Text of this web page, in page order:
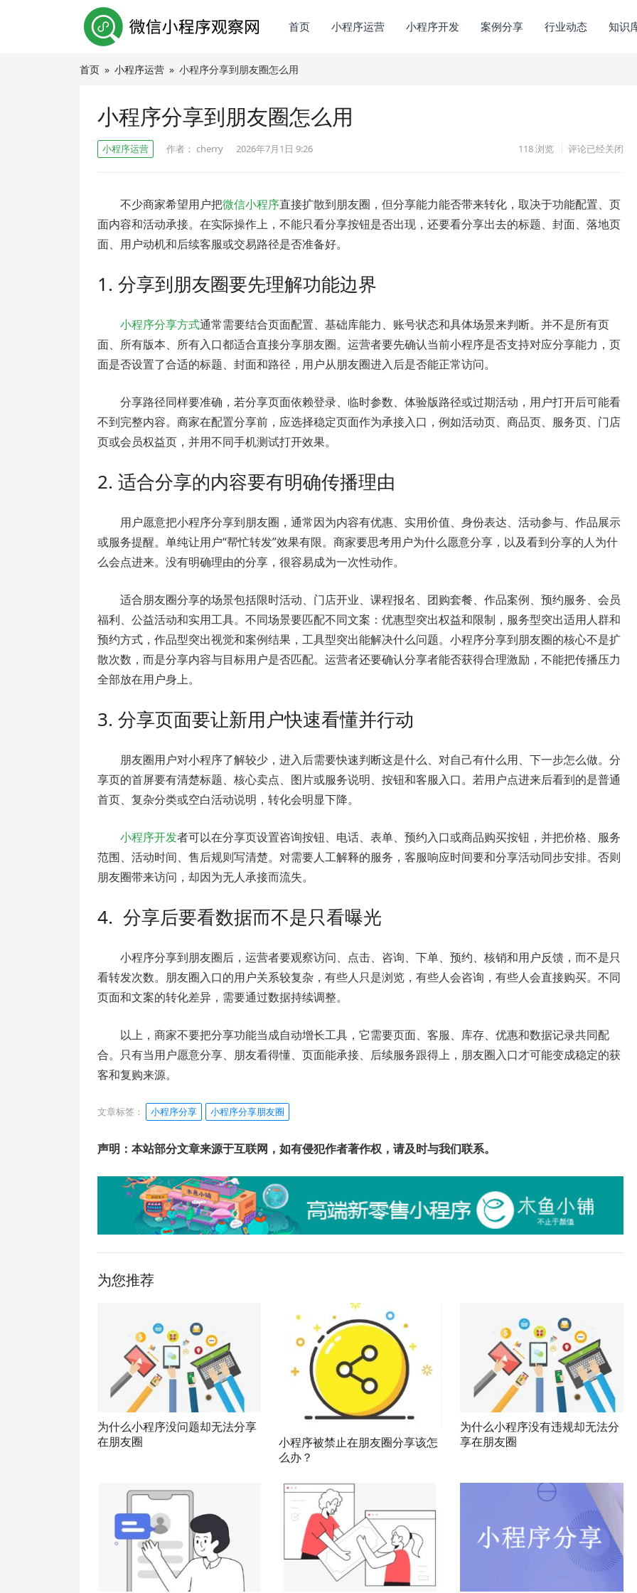
首页 小程序运营 小程序开发 案例分享 行业动态 知识
首页 » 小程序运营 » 小程序分享到朋友圈怎么用
小程序分享到朋友圈怎么用
小程序运营 作者： cherry 2026年7月1日 9:26 118浏览 评论已经关闭
不少商家希望用户把微信小程序直接扩散到朋友圈，但分享能力能否带来转化，取决于功能配置、页
面内容和活动承接。在实际操作上，不能只看分享按钮是否出现，还要看分享出去的标题、封面、落地页
面、用户动机和后续客服或交易路径是否准备好。
1. 分享到朋友圈要先理解功能边界
小程序分享方式通常需要结合页面配置、基础库能力、账号状态和具体场景来判断。并不是所有页
面、所有版本、所有入口都适合直接分享朋友圈。运营者要先确认当前小程序是否支持对应分享能力，页
面是否设置了合适的标题、封面和路径，用户从朋友圈进入后是否能正常访问。
分享路径同样要准确，若分享页面依赖登录、临时参数、体验版路径或过期活动，用户打开后可能看
不到完整内容。商家在配置分享前，应选择稳定页面作为承接入口，例如活动页、商品页、服务页、门店
页或会员权益页，并用不同手机测试打开效果。
2. 适合分享的内容要有明确传播理由
用户愿意把小程序分享到朋友圈，通常因为内容有优惠、实用价值、身份表达、活动参与、作品展示
或服务提醒。单纯让用户“帮忙转发”效果有限。商家要思考用户为什么愿意分享，以及看到分享的人为什
么会点进来。没有明确理由的分享，很容易成为一次性动作。
适合朋友圈分享的场景包括限时活动、门店开业、课程报名、团购套餐、作品案例、预约服务、会员
福利、公益活动和实用工具。不同场景要匹配不同文案：优惠型突出权益和限制，服务型突出适用人群和
预约方式，作品型突出视觉和案例结果，工具型突出能解决什么问题。小程序分享到朋友圈的核心不是扩
散次数，而是分享内容与目标用户是否匹配。运营者还要确认分享者能否获得合理激励，不能把传播压力
全部放在用户身上。
3. 分享页面要让新用户快速看懂并行动
朋友圈用户对小程序了解较少，进入后需要快速判断这是什么、对自己有什么用、下一步怎么做。分
享页的首屏要有清楚标题、核心卖点、图片或服务说明、按钮和客服入口。若用户点进来后看到的是普通
首页、复杂分类或空白活动说明，转化会明显下降。
小程序开发者可以在分享页设置咨询按钮、电话、表单、预约入口或商品购买按钮，并把价格、服务
范围、活动时间、售后规则写清楚。对需要人工解释的服务，客服响应时间要和分享活动同步安排。否则
朋友圈带来访问，却因为无人承接而流失。
4. 分享后要看数据而不是只看曝光
小程序分享到朋友圈后，运营者要观察访问、点击、咨询、下单、预约、核销和用户反馈，而不是只
看转发次数。朋友圈入口的用户关系较复杂，有些人只是浏览，有些人会咨询，有些人会直接购买。不同
页面和文案的转化差异，需要通过数据持续调整。
以上，商家不要把分享功能当成自动增长工具，它需要页面、客服、库存、优惠和数据记录共同配
合。只有当用户愿意分享、朋友看得懂、页面能承接、后续服务跟得上，朋友圈入口才可能变成稳定的获
客和复购来源。
文章标签： 小程序分享 小程序分享朋友圈
声明：本站部分文章来源于互联网，如有侵犯作者著作权，请及时与我们联系。
为您推荐
为什么小程序没问题却无法分享
在朋友圈
小程序被禁止在朋友圈分享该怎
么办？
为什么小程序没有违规却无法分
享在朋友圈